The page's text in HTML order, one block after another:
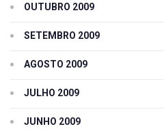
OUTUBRO 2009
SETEMBRO 2009
AGOSTO 2009
JULHO 2009
JUNHO 2009